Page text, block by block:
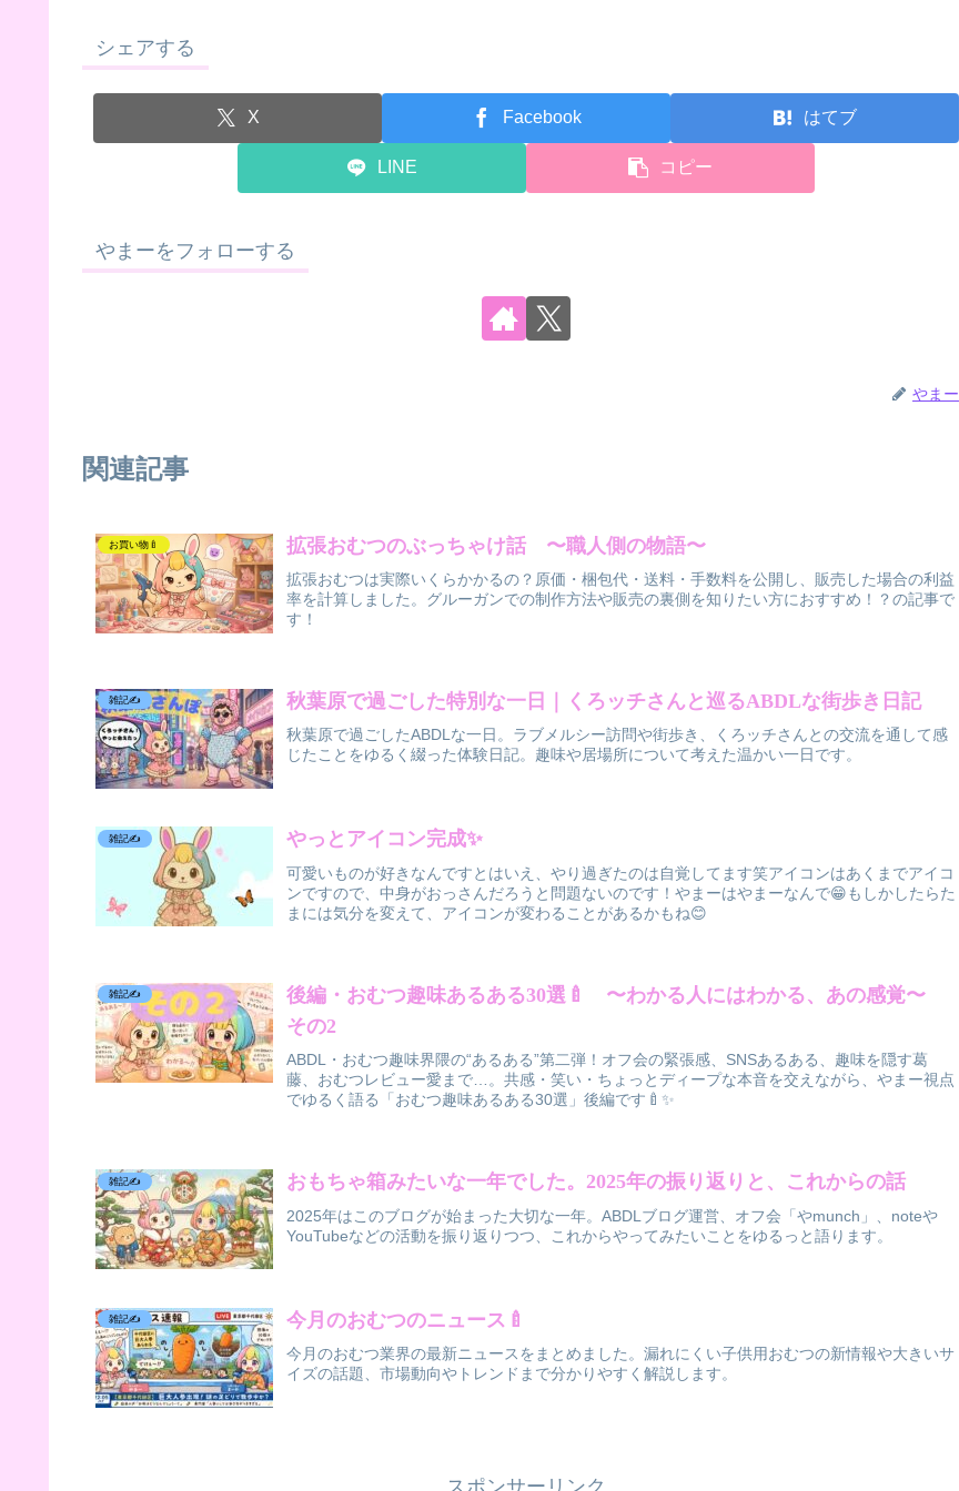
シェアする
X Facebook はてブ
LINE コピー
やまーをフォローする
やまー
関連記事
お買い物🍼 拡張おむつのぶっちゃけ話 〜職人側の物語〜
拡張おむつは実際いくらかかるの？原価・梱包代・送料・手数料を公開し、販売した場合の利益
率を計算しました。グルーガンでの制作方法や販売の裏側を知りたい方におすすめ！？の記事で
す！
雑記✍️ 秋葉原で過ごした特別な一日｜くろッチさんと巡るABDLな街歩き日記
秋葉原で過ごしたABDLな一日。ラブメルシー訪問や街歩き、くろッチさんとの交流を通して感
じたことをゆるく綴った体験日記。趣味や居場所について考えた温かい一日です。
雑記✍️ やっとアイコン完成✨
可愛いものが好きなんですとはいえ、やり過ぎたのは自覚してます笑アイコンはあくまでアイコ
ンですので、中身がおっさんだろうと問題ないのです！やまーはやまーなんで😁もしかしたらた
まには気分を変えて、アイコンが変わることがあるかもね😊
雑記✍️
後編・おむつ趣味あるある30選🍼 〜わかる人にはわかる、あの感覚〜
その2
ABDL・おむつ趣味界隈の“あるある”第二弾！オフ会の緊張感、SNSあるある、趣味を隠す葛
藤、おむつレビュー愛まで…。共感・笑い・ちょっとディープな本音を交えながら、やまー視点
でゆるく語る「おむつ趣味あるある30選」後編です🍼✨
雑記✍️ おもちゃ箱みたいな一年でした。2025年の振り返りと、これからの話
2025年はこのブログが始まった大切な一年。ABDLブログ運営、オフ会「やmunch」、noteや
YouTubeなどの活動を振り返りつつ、これからやってみたいことをゆるっと語ります。
雑記✍️ 今月のおむつのニュース🍼
今月のおむつ業界の最新ニュースをまとめました。漏れにくい子供用おむつの新情報や大きいサ
イズの話題、市場動向やトレンドまで分かりやすく解説します。
スポンサーリンク